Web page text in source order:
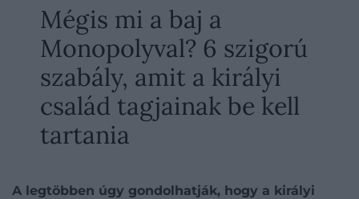
Mégis mi a baj a
Monopolyval? 6 szigorú
szabály, amit a királyi
család tagjainak be kell
tartania
A legtöbben úgy gondolhatják, hogy a királyi